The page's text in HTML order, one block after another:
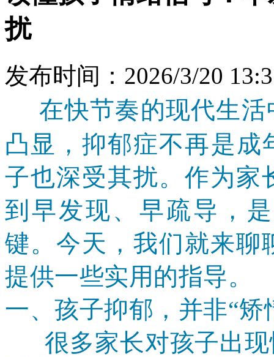
扰
发布时间：2026/3/20
在快节奏的现代生活
凸显，抑郁症不再是成
子也深受其扰。作为家
到早发现、早疏导，
键。今天，我们就来聊
提供一些实用的指导。
一、孩子抑郁，并非“矫
很多家长对孩子出现